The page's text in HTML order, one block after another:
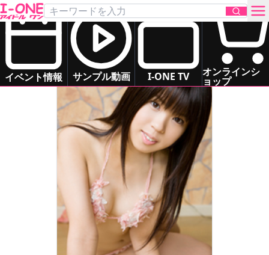
イベント情報 サンプル動画 I-ONE TV オンラインシ
ョップ
お問い合わせ
サンプル動画
イベント情報
坂口 杏里Sakaguchi Anri